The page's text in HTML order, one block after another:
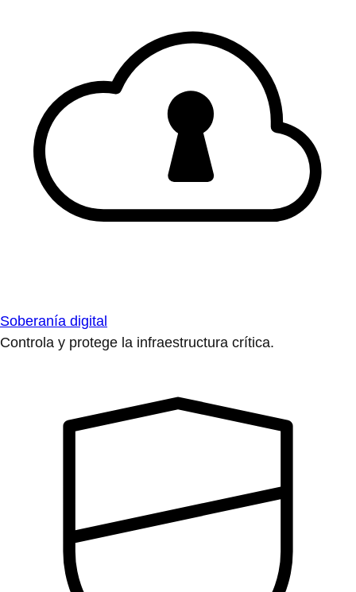
Soberanía digital
Controla y protege la infraestructura crítica.